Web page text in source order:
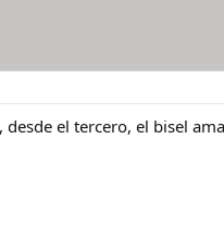
desde el tercero, el bisel